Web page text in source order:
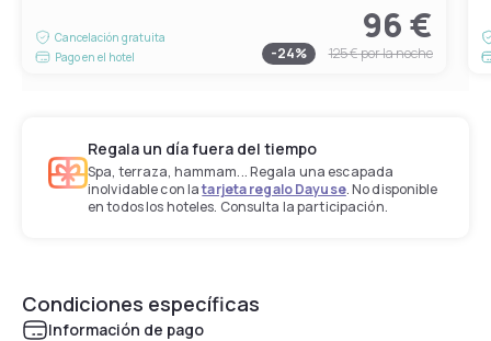
Cancelación gratuita
Pago en el hotel
96 €
-24% 125 €por la noche
Regala un día fuera del tiempo
Spa, terraza, hammam... Regala una escapada
inolvidable con latarjeta regalo Dayuse. No disponible
en todos los hoteles. Consulta la participación.
Condiciones específicas
Información de pago